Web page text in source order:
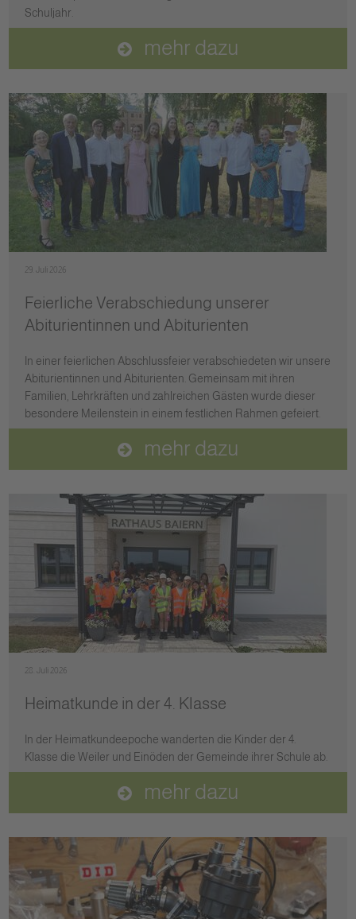
Schuljahr.
mehr dazu
29. Juli 2026
Feierliche Verabschiedung unserer
Abiturientinnen und Abiturienten
In einer feierlichen Abschlussfeier verabschiedeten wir unsere
Abiturientinnen und Abiturienten. Gemeinsam mit ihren
Familien, Lehrkräften und zahlreichen Gästen wurde dieser
besondere Meilenstein in einem festlichen Rahmen gefeiert.
mehr dazu
28. Juli 2026
Heimatkunde in der 4. Klasse
In der Heimatkundeepoche wanderten die Kinder der 4.
Klasse die Weiler und Einöden der Gemeinde ihrer Schule ab.
mehr dazu